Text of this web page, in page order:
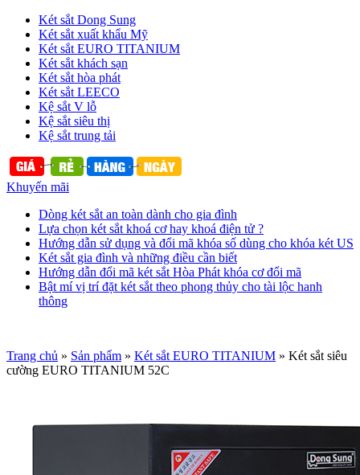
Két sắt Dong Sung
Két sắt xuất khẩu Mỹ
Két sắt EURO TITANIUM
Két sắt khách sạn
Két sắt hòa phát
Két sắt LEECO
Kệ sắt V lỗ
Kệ sắt siêu thị
Kệ sắt trung tải
Khuyến mãi
Dòng két sắt an toàn dành cho gia đình
Lựa chọn két sắt khoá cơ hay khoá điện tử ?
Hướng dẫn sử dụng và đổi mã khóa số dùng cho khóa két US
Két sắt gia đình và những điều cần biết
Hướng dẫn đổi mã két sắt Hòa Phát khóa cơ đổi mã
Bật mí vị trí đặt két sắt theo phong thủy cho tài lộc hanh
thông
Trang chủ » Sản phẩm » Két sắt EURO TITANIUM » Két sắt siêu
cường EURO TITANIUM 52C